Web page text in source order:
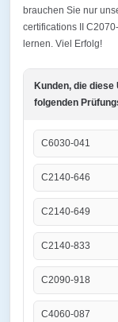
brauchen Sie nur
certifications II
lernen. Viel Erfolg!
Kunden, die
folgenden
C6030-041
C2140-646
C2140-649
C2140-833
C2090-918
C4060-087